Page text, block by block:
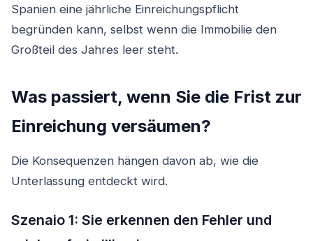
Spanien eine jährliche Einreichungspflicht
begründen kann, selbst wenn die Immobilie den
Großteil des Jahres leer steht.
Was passiert, wenn Sie die Frist zur
Einreichung versäumen?
Die Konsequenzen hängen davon ab, wie die
Unterlassung entdeckt wird.
Szenaio 1: Sie erkennen den Fehler und